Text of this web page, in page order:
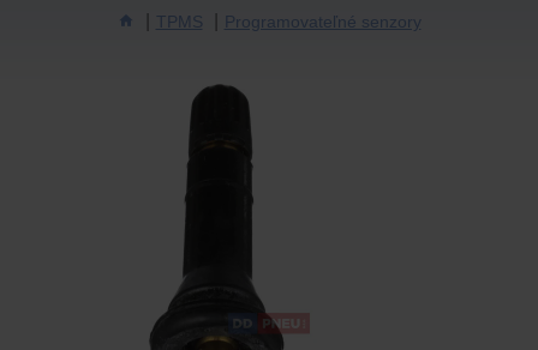
TPMS Programovateľné senzory